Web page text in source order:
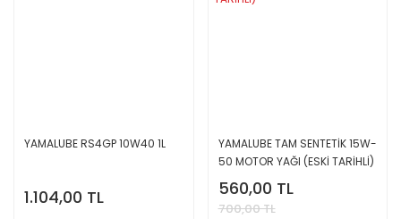
YAMALUBE RS4GP 10W40 1L
1.104,00 TL
YAMALUBE TAM SENTETİK 15W-
50 MOTOR YAĞI (ESKİ TARİHLİ)
560,00 TL
700,00 TL